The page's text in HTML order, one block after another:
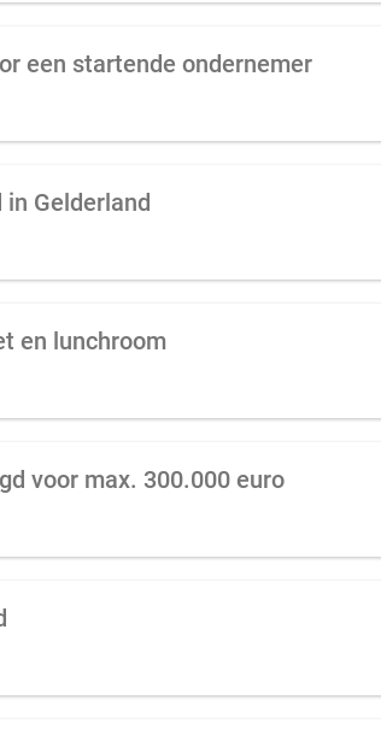
een startende ondernemer
Gelderland
en lunchroom
voor max. 300.000 euro